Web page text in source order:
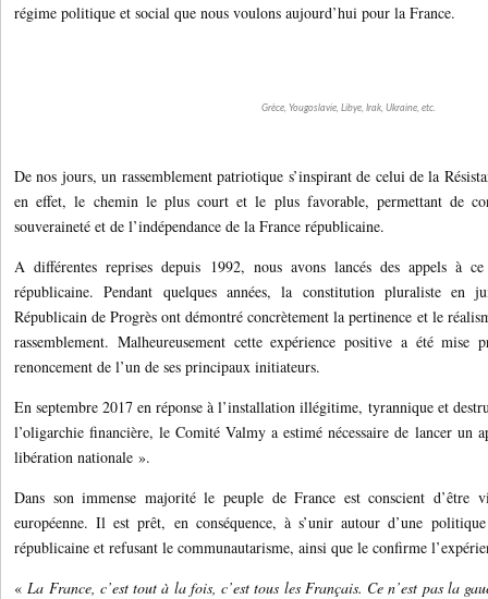
régime politique et social que nous voulons aujourd’hui pour la France.
Grèce, Yougoslavie, Libye, Irak, Ukraine, etc.
De nos jours, un rassemblement patriotique s’inspirant de celui de la
en effet, le chemin le plus court et le plus favorable, permettant de
souveraineté et de l’indépendance de la France républicaine.
A différentes reprises depuis 1992, nous avons lancés des appels à
républicaine. Pendant quelques années, la constitution pluraliste en
Républicain de Progrès ont démontré concrètement la pertinence et le
rassemblement. Malheureusement cette expérience positive a été mise
renoncement de l’un de ses principaux initiateurs.
En septembre 2017 en réponse à l’installation illégitime, tyrannique et
l’oligarchie financière, le Comité Valmy a estimé nécessaire de lancer un
libération nationale ».
Dans son immense majorité le peuple de France est conscient d’être
européenne. Il est prêt, en conséquence, à s’unir autour d’une
républicaine et refusant le communautarisme, ainsi que le confirme
«La France, c’est tout à la fois, c’est tous les Français. Ce n’est pas la